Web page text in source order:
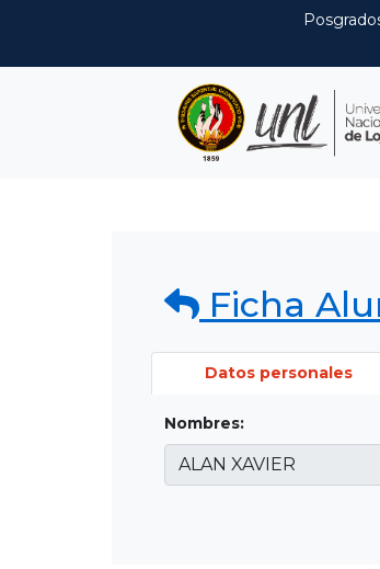
Ficha
Datos personales
Nombres: